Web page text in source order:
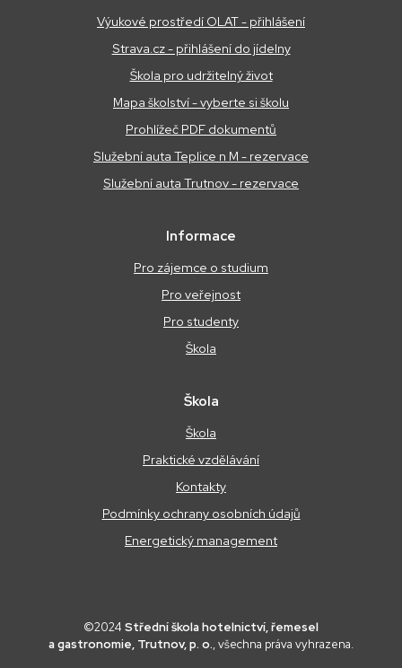
Výukové prostředí OLAT - přihlášení
Strava.cz - přihlášení do jídelny
Škola pro udržitelný život
Mapa školství - vyberte si školu
Prohlížeč PDF dokumentů
Služební auta Teplice n M - rezervace
Služební auta Trutnov - rezervace
Informace
Pro zájemce o studium
Pro veřejnost
Pro studenty
Škola
Škola
Škola
Praktické vzdělávání
Kontakty
Podmínky ochrany osobních údajů
Energetický management
©2024 Střední škola hotelnictví, řemesel
a gastronomie, Trutnov, p. o., všechna práva vyhrazena.